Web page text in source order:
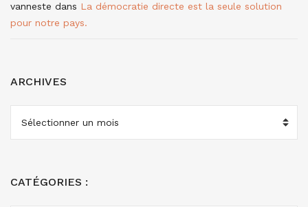
vanneste dans La démocratie directe est la seule solution
pour notre pays.
ARCHIVES
CATÉGORIES :